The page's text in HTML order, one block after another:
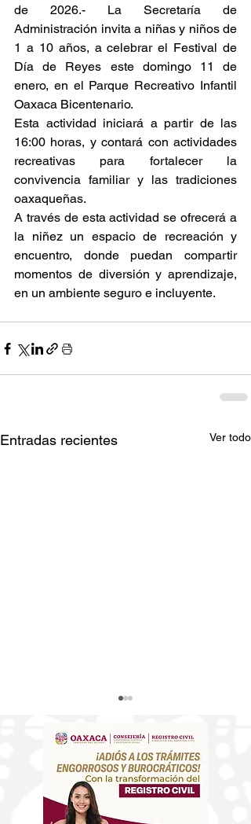
de 2026.- La Secretaría de
Administración invita a niñas y niños de
1 a 10 años, a celebrar el Festival de
Día de Reyes este domingo 11 de
enero, en el Parque Recreativo Infantil
Oaxaca Bicentenario.
Esta actividad iniciará a partir de las
16:00 horas, y contará con actividades
recreativas para fortalecer la
convivencia familiar y las tradiciones
oaxaqueñas.
A través de esta actividad se ofrecerá a
la niñez un espacio de recreación y
encuentro, donde puedan compartir
momentos de diversión y aprendizaje,
en un ambiente seguro e incluyente.
Entradas recientes Ver todo